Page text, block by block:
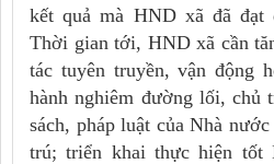
kết quả mà HND xã đã đạt
Thời gian tới, HND xã cần
tác tuyên truyền, vận động
hành nghiêm đường lối, chủ
sách, pháp luật của Nhà
trú; triển khai thực hiện tốt